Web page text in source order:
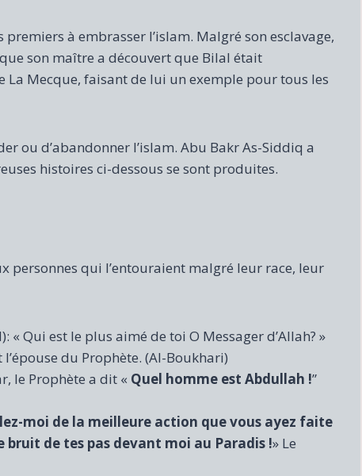
à embrasser l’islam. Malgré son esclavage,
son maître a découvert que Bilal était
Mecque, faisant de lui un exemple pour tous les
ou d’abandonner l’islam. Abu Bakr As-Siddiq a
histoires ci-dessous se sont produites.
personnes qui l’entouraient malgré leur race, leur
Qui est le plus aimé de toi O Messager d’Allah? »
l’épouse du Prophète. (Al-Boukhari)
le Prophète a dit « Quel homme est Abdullah !”
moi de la meilleure action que vous ayez faite
bruit de tes pas devant moi au Paradis !» Le